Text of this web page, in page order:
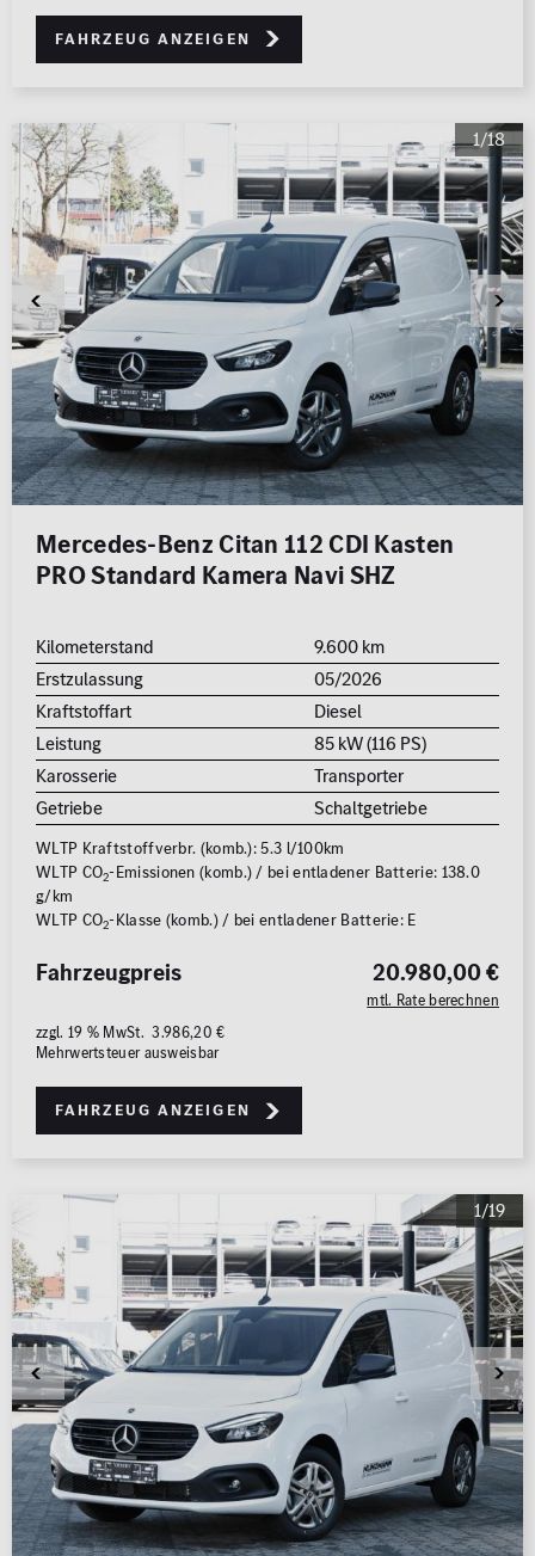
Fahrzeug anzeigen
1/18
Mercedes-Benz Citan 112 CDI Kasten
PRO Standard Kamera Navi SHZ
Kilometerstand
9.600 km
Erstzulassung
05/2026
Kraftstoffart
Diesel
Leistung
85 kW (116 PS)
Karosserie
Transporter
Getriebe
Schaltgetriebe
WLTP Kraftstoffverbr. (komb.): 5.3 l/100km
WLTP CO2-Emissionen (komb.) / bei entladener Batterie: 138.0
g/km
WLTP CO2-Klasse (komb.) / bei entladener Batterie: E
20.980,00 €
mtl. Rate berechnen
Fahrzeugpreis
zzgl. 19 % MwSt. 3.986,20 €
Mehrwertsteuer ausweisbar
Fahrzeug anzeigen
1/19